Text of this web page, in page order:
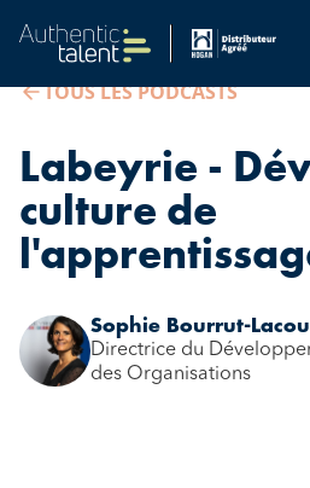
TOUS LES PODCASTS
Labeyrie -
culture de
Sophie Bourrut-
Directrice du
des Organisations